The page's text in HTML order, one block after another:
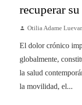
recuperar
Otilia Adame
El dolor crónico
globalmente,
la salud
la movilidad, el...